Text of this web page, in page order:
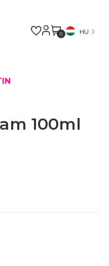
0 HU
100ml